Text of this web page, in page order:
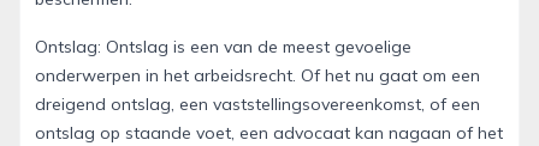
Ontslag: Ontslag is een van de meest gevoelige
onderwerpen in het arbeidsrecht. Of het nu gaat om een
dreigend ontslag, een vaststellingsovereenkomst, of een
ontslag op staande voet, een advocaat kan nagaan of het